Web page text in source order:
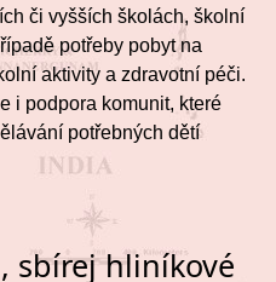
či vyšších školách, školní
potřeby pobyt na
aktivity a zdravotní péči.
i podpora komunit, které
potřebných dětí
sbírej hliníkové